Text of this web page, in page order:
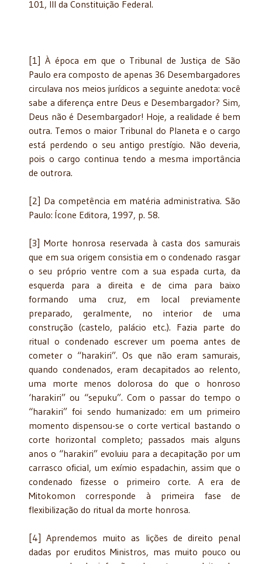
101, III da Constituição Federal.
[1] À época em que o Tribunal de Justiça de São
Paulo era composto de apenas 36 Desembargadores
circulava nos meios jurídicos a seguinte anedota: você
sabe a diferença entre Deus e Desembargador? Sim,
Deus não é Desembargador! Hoje, a realidade é bem
outra. Temos o maior Tribunal do Planeta e o cargo
está perdendo o seu antigo prestígio. Não deveria,
pois o cargo continua tendo a mesma importância
de outrora.
[2] Da competência em matéria administrativa. São
Paulo: Ícone Editora, 1997, p. 58.
[3] Morte honrosa reservada à casta dos samurais
que em sua origem consistia em o condenado rasgar
o seu próprio ventre com a sua espada curta, da
esquerda para a direita e de cima para baixo
formando uma cruz, em local previamente
preparado, geralmente, no interior de uma
construção (castelo, palácio etc.). Fazia parte do
ritual o condenado escrever um poema antes de
cometer o “harakiri”. Os que não eram samurais,
quando condenados, eram decapitados ao relento,
uma morte menos dolorosa do que o honroso
‘harakiri” ou “sepuku”. Com o passar do tempo o
“harakiri” foi sendo humanizado: em um primeiro
momento dispensou-se o corte vertical bastando o
corte horizontal completo; passados mais alguns
anos o “harakiri” evoluiu para a decapitação por um
carrasco oficial, um exímio espadachin, assim que o
condenado fizesse o primeiro corte. A era de
Mitokomon corresponde à primeira fase de
flexibilização do ritual da morte honrosa.
[4] Aprendemos muito as lições de direito penal
dadas por eruditos Ministros, mas muito pouco ou